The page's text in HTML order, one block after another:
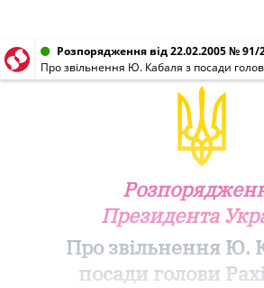
Розпорядження від 22.02.2005 № 91/
Президента
Про звільнення Ю.
посади голови